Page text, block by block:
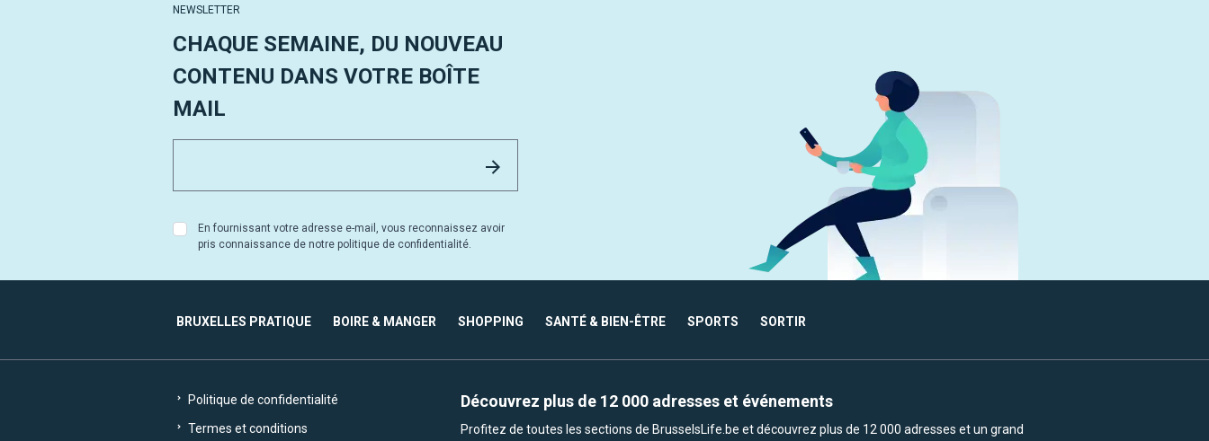
NEWSLETTER
CHAQUE SEMAINE, DU NOUVEAU
CONTENU DANS VOTRE BOÎTE
MAIL
En fournissant votre adresse e-mail, vous reconnaissez avoir
pris connaissance de notre politique de confidentialité.
BRUXELLES PRATIQUE BOIRE & MANGER SHOPPING SANTÉ & BIEN-ÊTRE SPORTS SORTIR
Politique de confidentialité
Termes et conditions
Découvrez plus de 12 000 adresses et événements
Profitez de toutes les sections de BrusselsLife.be et découvrez plus de 12 000 adresses et un grand